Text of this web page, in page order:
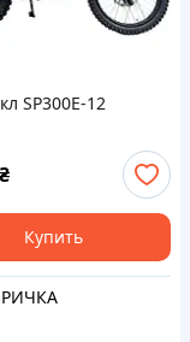
SP300E-12
₴
Купить